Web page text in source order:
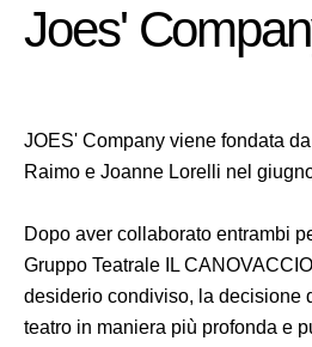
Joes'
JOES' Company viene fondata
Raimo e Joanne Lorelli nel
Dopo aver collaborato entrambi
Gruppo Teatrale IL
desiderio condiviso, la decisione
teatro in maniera più profonda e